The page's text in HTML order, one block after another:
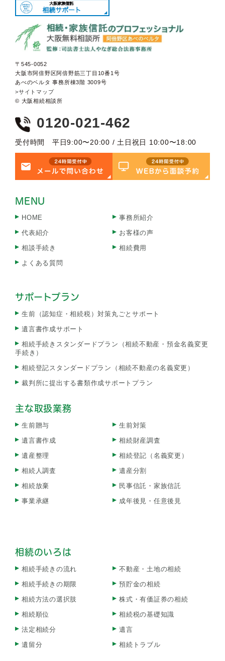
〒545-0052
大阪市阿倍野区阿倍野筋三丁目10番1号
あべのベルタ 事務所棟3階 3009号
>サイトマップ
© 大阪相続相談所
0120-021-462
受付時間 平日9:00〜20:00 / 土日祝日 10:00〜18:00
MENU
HOME
代表紹介
相談手続き
よくある質問
事務所紹介
お客様の声
相続費用
サポートプラン
生前（認知症・相続税）対策丸ごとサポート
遺言書作成サポート
相続手続きスタンダードプラン（相続不動産・預金名義変更
手続き）
相続登記スタンダードプラン（相続不動産の名義変更）
裁判所に提出する書類作成サポートプラン
主な取扱業務
生前贈与
遺言書作成
遺産整理
相続人調査
相続放棄
事業承継
生前対策
相続財産調査
相続登記（名義変更）
遺産分割
民事信託・家族信託
成年後見・任意後見
相続のいろは
相続手続きの流れ
相続手続きの期限
相続方法の選択肢
相続順位
法定相続分
遺留分
不動産・土地の相続
預貯金の相続
株式・有価証券の相続
相続税の基礎知識
遺言
相続トラブル